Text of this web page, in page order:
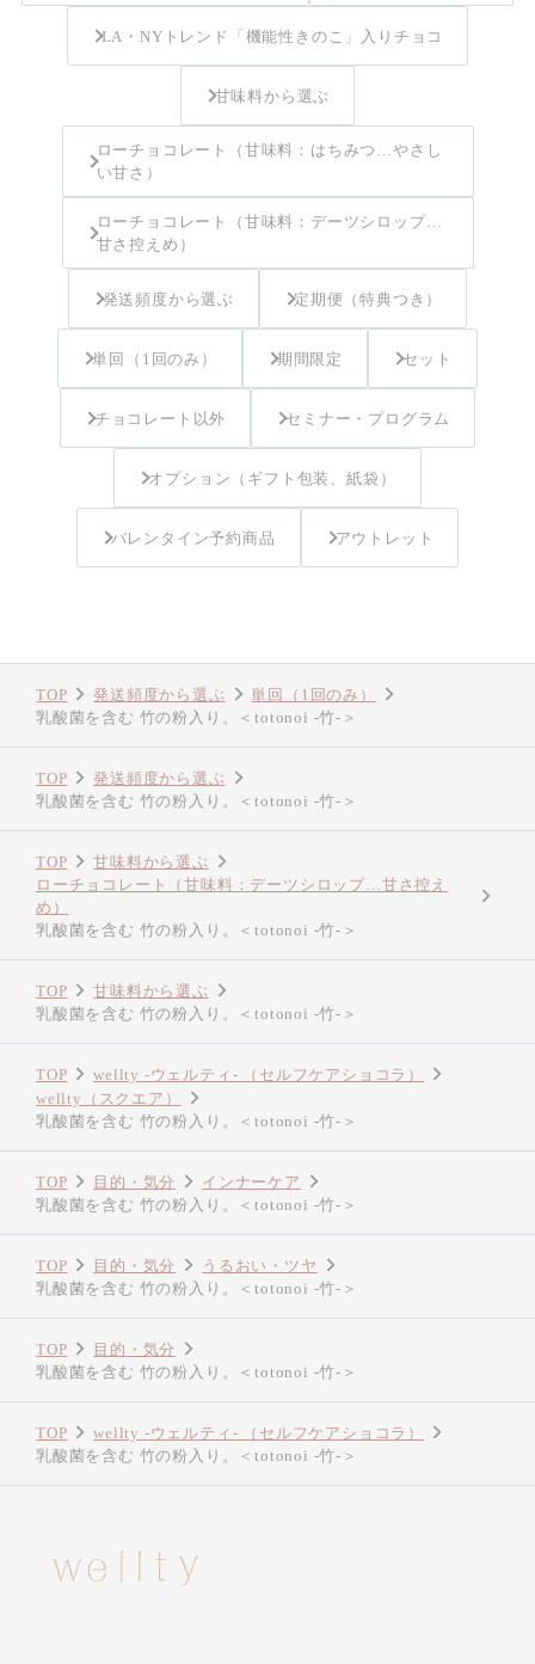
LA・NYトレンド「機能性きのこ」入りチョコ
甘味料から選ぶ
ローチョコレート（甘味料：はちみつ…やさし
い甘さ）
ローチョコレート（甘味料：デーツシロップ…
甘さ控えめ）
発送頻度から選ぶ 定期便（特典つき）
単回（1回のみ） 期間限定 セット
チョコレート以外 セミナー・プログラム
オプション（ギフト包装、紙袋）
バレンタイン予約商品 アウトレット
TOP 発送頻度から選ぶ
単回（1回のみ）
乳酸菌を含む 竹の粉入り。＜totonoi -竹-＞
TOP
発送頻度から選ぶ
乳酸菌を含む 竹の粉入り。＜totonoi -竹-＞
TOP
甘味料から選ぶ
ローチョコレート（甘味料：デーツシロップ…甘さ控え
め）
乳酸菌を含む 竹の粉入り。＜totonoi -竹-＞
TOP
甘味料から選ぶ
乳酸菌を含む 竹の粉入り。＜totonoi -竹-＞
TOP
wellty -ウェルティ- （セルフケアショコラ）
wellty（スクエア）
乳酸菌を含む 竹の粉入り。＜totonoi -竹-＞
TOP 目的・気分
インナーケア
乳酸菌を含む 竹の粉入り。＜totonoi -竹-＞
TOP 目的・気分
うるおい・ツヤ
乳酸菌を含む 竹の粉入り。＜totonoi -竹-＞
TOP
目的・気分
乳酸菌を含む 竹の粉入り。＜totonoi -竹-＞
TOP
wellty -ウェルティ- （セルフケアショコラ）
乳酸菌を含む 竹の粉入り。＜totonoi -竹-＞